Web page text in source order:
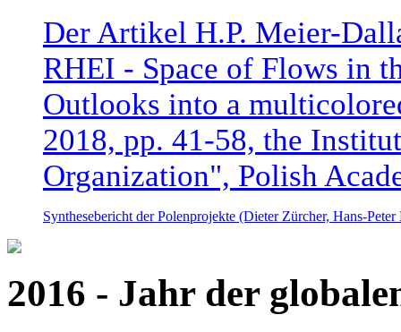
Der Artikel H.P. Meier-
RHEI - Space of Flows in
Outlooks into a
2018, pp. 41-58, the
Organization", Polish
Synthesebericht der Polenprojekte (Dieter Zürcher, Hans-
2016 - Jahr der